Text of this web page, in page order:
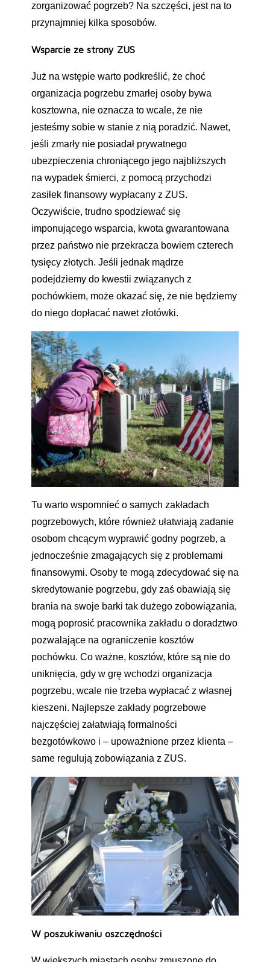
zorganizować pogrzeb? Na szczęści, jest na to
przynajmniej kilka sposobów.
Wsparcie ze strony ZUS
Już na wstępie warto podkreślić, że choć
organizacja pogrzebu zmarłej osoby bywa
kosztowna, nie oznacza to wcale, że nie
jesteśmy sobie w stanie z nią poradzić. Nawet,
jeśli zmarły nie posiadał prywatnego
ubezpieczenia chroniącego jego najbliższych
na wypadek śmierci, z pomocą przychodzi
zasiłek finansowy wypłacany z ZUS.
Oczywiście, trudno spodziewać się
imponującego wsparcia, kwota gwarantowana
przez państwo nie przekracza bowiem czterech
tysięcy złotych. Jeśli jednak mądrze
podejdziemy do kwestii związanych z
pochówkiem, może okazać się, że nie będziemy
do niego dopłacać nawet złotówki.
Tu warto wspomnieć o samych zakładach
pogrzebowych, które również ułatwiają zadanie
osobom chcącym wyprawić godny pogrzeb, a
jednocześnie zmagających się z problemami
finansowymi. Osoby te mogą zdecydować się na
skredytowanie pogrzebu, gdy zaś obawiają się
brania na swoje barki tak dużego zobowiązania,
mogą poprosić pracownika zakładu o doradztwo
pozwalające na ograniczenie kosztów
pochówku. Co ważne, kosztów, które są nie do
uniknięcia, gdy w grę wchodzi organizacja
pogrzebu, wcale nie trzeba wypłacać z własnej
kieszeni. Najlepsze zakłady pogrzebowe
najczęściej załatwiają formalności
bezgotówkowo i – upoważnione przez klienta –
same regulują zobowiązania z ZUS.
W poszukiwaniu oszczędności